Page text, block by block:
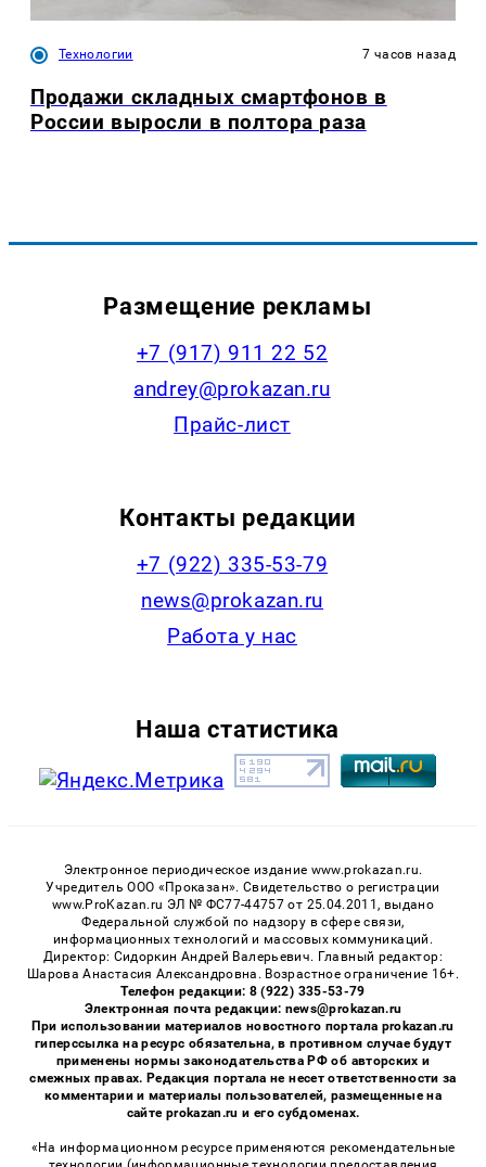
Технологии 7 часов назад
Продажи складных смартфонов в
России выросли в полтора раза
Размещение рекламы
+7 (917) 911 22 52
andrey@prokazan.ru
Прайс-лист
Контакты редакции
+7 (922) 335-53-79
news@prokazan.ru
Работа у нас
Наша статистика
Электронное периодическое издание www.prokazan.ru.
Учредитель ООО «Проказан». Cвидетельство о регистрации
www.ProKazan.ru ЭЛ № ФС77-44757 от 25.04.2011, выдано
Федеральной службой по надзору в сфере связи,
информационных технологий и массовых коммуникаций.
Директор: Сидоркин Андрей Валерьевич. Главный редактор:
Шарова Анастасия Александровна. Возрастное ограничение 16+.
Телефон редакции: 8 (922) 335-53-79
Электронная почта редакции: news@prokazan.ru
При использовании материалов новостного портала prokazan.ru
гиперссылка на ресурс обязательна, в противном случае будут
применены нормы законодательства РФ об авторских и
смежных правах. Редакция портала не несет ответственности за
комментарии и материалы пользователей, размещенные на
сайте prokazan.ru и его субдоменах.
«На информационном ресурсе применяются рекомендательные